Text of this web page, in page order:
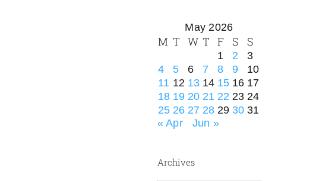
May 2026
M T W T F S S
1 2
3
4
5 6 7 8 9
10
11 12 13 14 15 16 17
18 19 20 21 22 23 24
25 26 27 28 29 30 31
« Apr
Jun »
Archives